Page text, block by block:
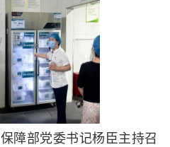
障部党委书记杨臣主持召